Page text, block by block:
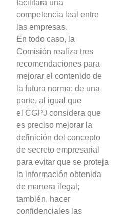
facilitará una
competencia leal entre
las empresas.
En todo caso, la
Comisión realiza tres
recomendaciones para
mejorar el contenido de
la futura norma: de una
parte, al igual que
el CGPJ considera que
es preciso mejorar la
definición del concepto
de secreto empresarial
para evitar que se proteja
la información obtenida
de manera ilegal;
también, hacer
confidenciales las